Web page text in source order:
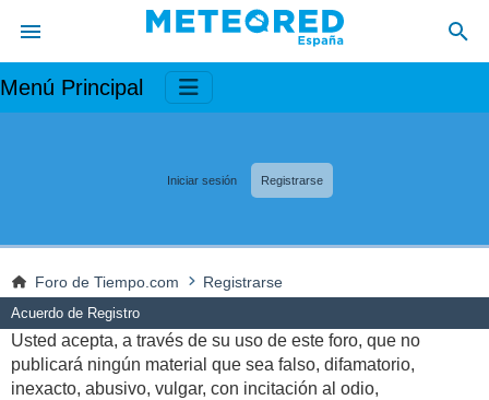
Menú Principal
Iniciar sesión Registrarse
Foro de Tiempo.com Registrarse
Acuerdo de Registro
Usted acepta, a través de su uso de este foro, que no
publicará ningún material que sea falso, difamatorio,
inexacto, abusivo, vulgar, con incitación al odio,